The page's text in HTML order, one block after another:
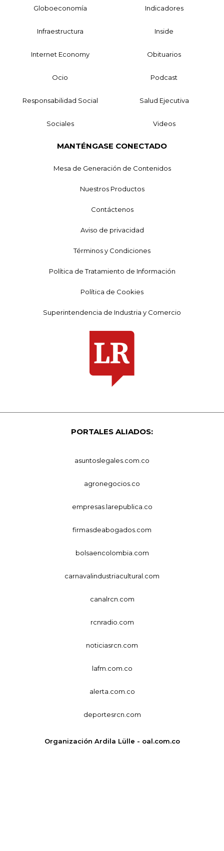
Globoeconomía Indicadores
Infraestructura Inside
Internet Economy Obituarios
Ocio Podcast
Responsabilidad Social Salud Ejecutiva
Sociales Videos
MANTÉNGASE CONECTADO
Mesa de Generación de Contenidos
Nuestros Productos
Contáctenos
Aviso de privacidad
Términos y Condiciones
Política de Tratamiento de Información
Política de Cookies
Superintendencia de Industria y Comercio
PORTALES ALIADOS:
asuntoslegales.com.co
agronegocios.co
empresas.larepublica.co
firmasdeabogados.com
bolsaencolombia.com
carnavalindustriacultural.com
canalrcn.com
rcnradio.com
noticiasrcn.com
lafm.com.co
alerta.com.co
deportesrcn.com
Organización Ardila Lülle - oal.com.co